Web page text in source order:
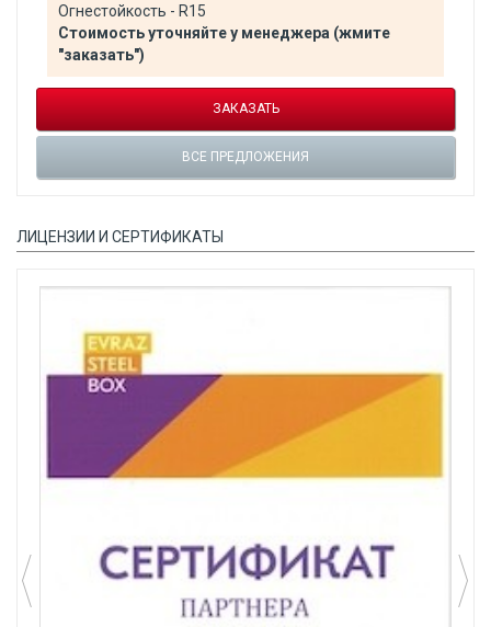
Огнестойкость - R15
Стоимость уточняйте у менеджера (жмите
"заказать")
ЗАКАЗАТЬ
ВСЕ ПРЕДЛОЖЕНИЯ
ЛИЦЕНЗИИ И СЕРТИФИКАТЫ